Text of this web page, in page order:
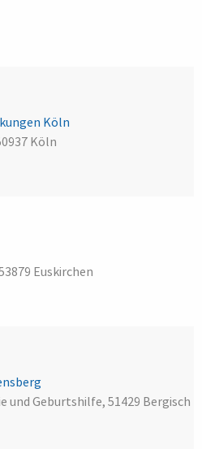
Köln
Köln
Euskirchen
und Geburtshilfe, 51429 Bergisch